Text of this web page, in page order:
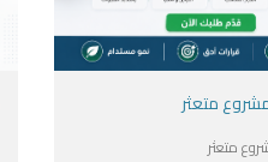
متعثر
متعثر